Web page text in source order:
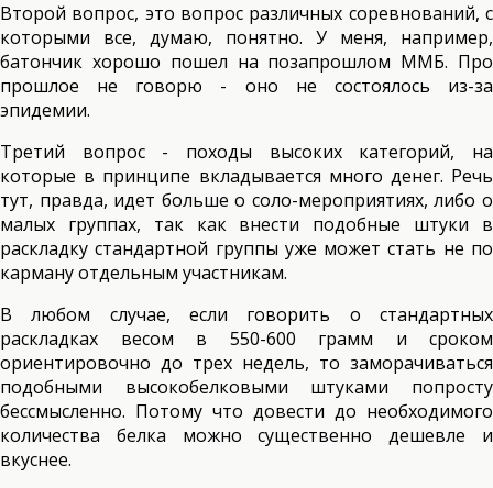
Второй вопрос, это вопрос различных соревнований, с
которыми все, думаю, понятно. У меня, например,
батончик хорошо пошел на позапрошлом ММБ. Про
прошлое не говорю - оно не состоялось из-за
эпидемии.
Третий вопрос - походы высоких категорий, на
которые в принципе вкладывается много денег. Речь
тут, правда, идет больше о соло-мероприятиях, либо о
малых группах, так как внести подобные штуки в
раскладку стандартной группы уже может стать не по
карману отдельным участникам.
В любом случае, если говорить о стандартных
раскладках весом в 550-600 грамм и сроком
ориентировочно до трех недель, то заморачиваться
подобными высокобелковыми штуками попросту
бессмысленно. Потому что довести до необходимого
количества белка можно существенно дешевле и
вкуснее.